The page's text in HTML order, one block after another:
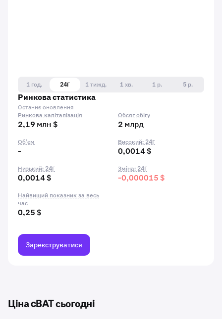
1 год. 24Г 1 тижд. 1 хв. 1 р.
5 р.
Ринкова статистика
Останнє оновлення
Ринкова капіталізація
2,19 млн $
Обсяг обігу
2 млрд
Об’єм
-
Високий: 24Г
0,0014 $
Низький: 24Г
0,0014 $
Зміна: 24Г
-0,000015 $
Найвищий показник за весь
час
0,25 $
Зареєструватися
Ціна cBAT сьогодні